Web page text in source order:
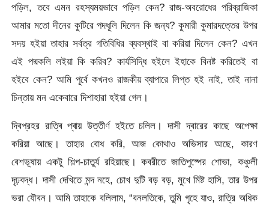
পড়িল, তবে এমন রহস্যময়ভাবে পড়িল কেন? রাজ-অবরোধের পরিব্রাজিকা
আমার মতো দীনের কুটিরে পদধূলি দিলেন কি জন্য? কুমারী কুমারদত্তের উপর
সদয় হইয়া তাহার সর্বত্র গতিবিধির ব্যবস্থাই বা করিয়া দিলেন কেন? এখন
এই পদ্মকলি লইয়া কি করিব? কার্যসিদ্ধি হইলে ইহাকে বিনষ্ট করিতেই বা
হইবে কেন? আমি পূর্বে কখনও রাজকীয় ব্যাপারে লিপ্ত হই নাই, তাই নানা
চিন্তায় মন একেবারে দিশাহারা হইয়া গেল।
দ্বিপ্রহর রাত্ৰি প্ৰায় উত্তীর্ণ হইতে চলিল। দাসী দ্বারের কাছে অপেক্ষা
করিয়া আছে। তাহার বোধ করি, আজ কোথাও অভিসার আছে, কারণ
বেশভূষায় একটু শিল্প-চাতুর্য রহিয়াছে। কবরীতে জাতিপুষ্পের শোভা, কঞ্চুলী
দৃঢ়বদ্ধ। দাসী দেখিতে মন্দ নহে, চোখ দুটি বড় বড়, মুখে মিষ্ট হাসি, তার উপর
ভরা যৌবন। আমি তাহাকে বলিলাম, “বনলতিকে, তুমি গৃহে যাও, রাত্রি অধিক